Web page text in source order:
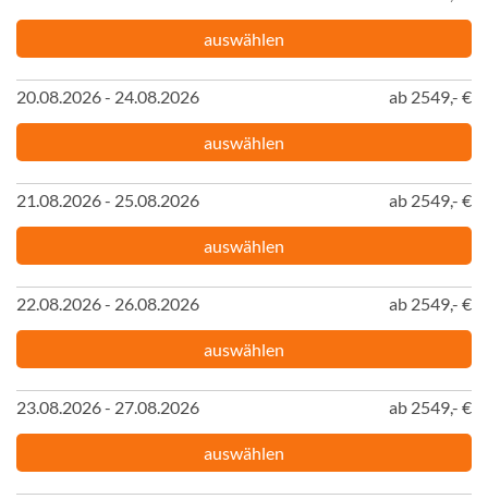
auswählen
20.08.2026 - 24.08.2026 ab 2549,- €
auswählen
21.08.2026 - 25.08.2026 ab 2549,- €
auswählen
22.08.2026 - 26.08.2026 ab 2549,- €
auswählen
23.08.2026 - 27.08.2026 ab 2549,- €
auswählen